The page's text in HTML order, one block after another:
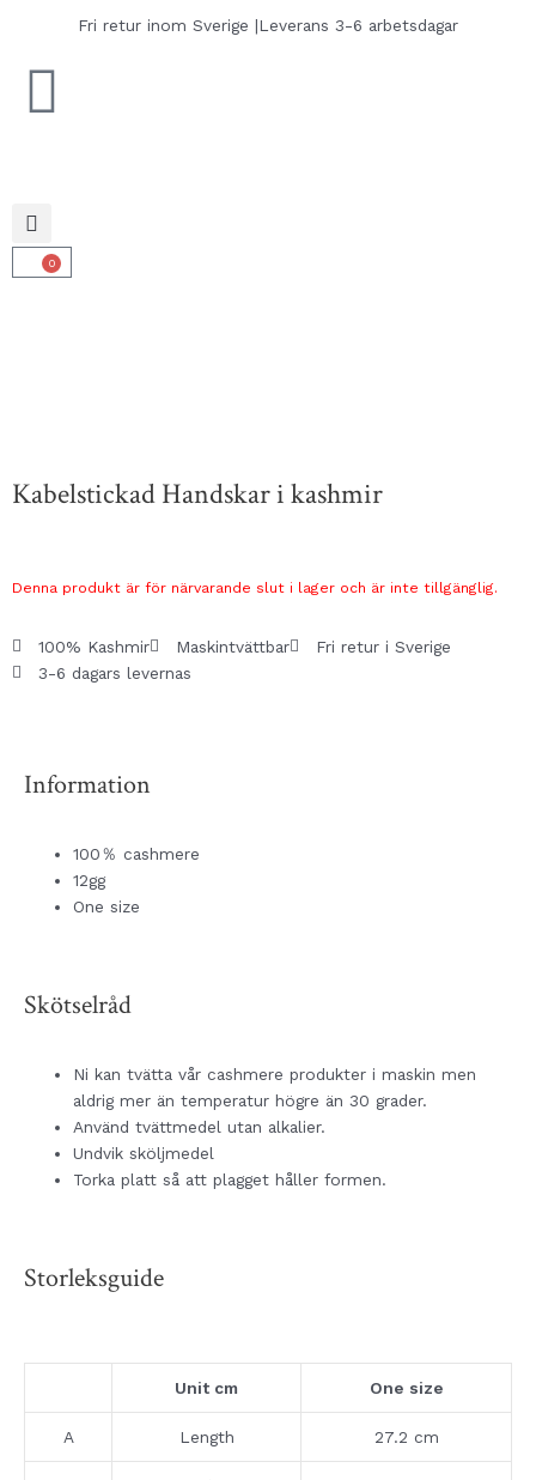
Fri retur inom Sverige |Leverans 3-6 arbetsdagar
0
Varukorg
Kabelstickad Handskar i kashmir
Denna produkt är för närvarande slut i lager och är inte tillgänglig.
100% Kashmir Maskintvättbar
Fri retur i Sverige
3-6 dagars levernas
Information
100％ cashmere
12gg
One size
Skötselråd
Ni kan tvätta vår cashmere produkter i maskin men
aldrig mer än temperatur högre än 30 grader.
Använd tvättmedel utan alkalier.
Undvik sköljmedel
Torka platt så att plagget håller formen.
Storleksguide
Unit cm One size
A Length 27.2 cm